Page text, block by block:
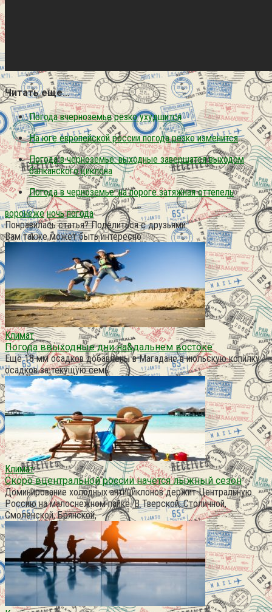
Читать еще…
Погода вчерноземье резко ухудшится
На юге европейской россии погода резко изменится
Погода в черноземье: выходные завершатся выходом
балканского циклона
Погода в черноземье: на пороге затяжная оттепель
воронеже ночь погода
Понравилась статья? Поделиться с друзьями:
Вам также может быть интересно
Климат
Погода ввыходные дни на&дальнем востоке
Ещё 18 мм осадков добавлены в Магадане в июльскую копилку
осадков за текущую семь
Климат
Скоро вцентральной россии начется лыжный сезон
Доминирование холодных антициклонов держит Центральную
Россию на малоснежном пайке. В Тверской, Столичной,
Смоленской, Брянской,